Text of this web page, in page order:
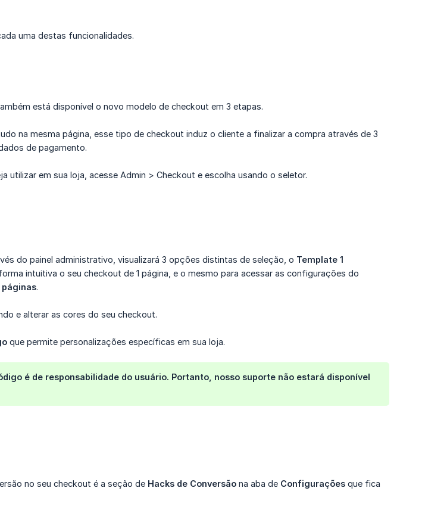
uma destas funcionalidades.
está disponível o novo modelo de checkout em 3 etapas.
na mesma página, esse tipo de checkout induz o cliente a finalizar a compra através de 3
de pagamento.
utilizar em sua loja, acesse Admin > Checkout e escolha usando o seletor.
do painel administrativo, visualizará 3 opções distintas de seleção, o Template 1
intuitiva o seu checkout de 1 página, e o mesmo para acessar as configurações do
.
e alterar as cores do seu checkout.
que permite personalizações específicas em sua loja.
é de responsabilidade do usuário. Portanto, nosso suporte não estará disponível
no seu checkout é a seção de Hacks de Conversão na aba de Configurações que fica